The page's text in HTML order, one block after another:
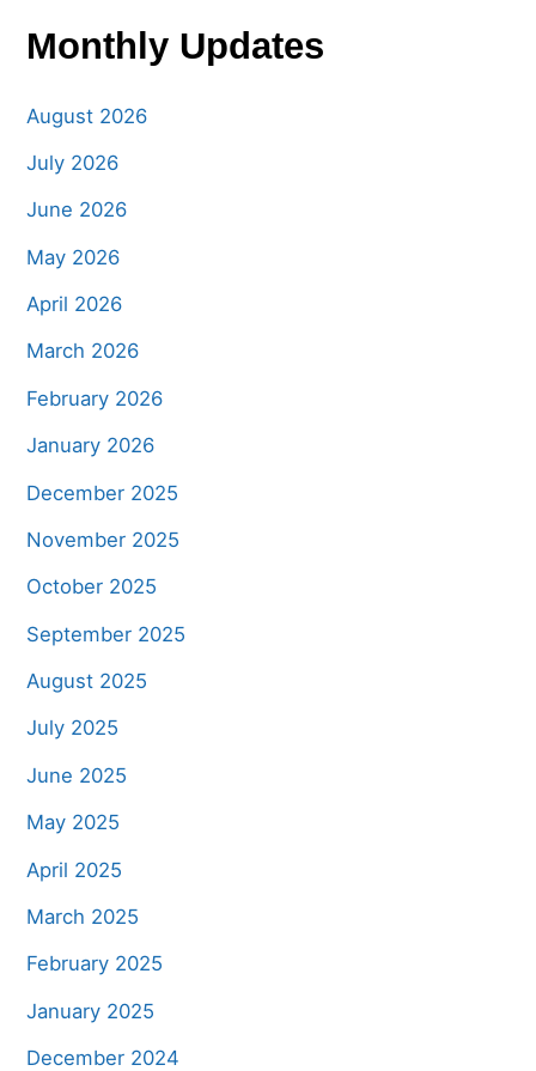
Monthly Updates
August 2026
July 2026
June 2026
May 2026
April 2026
March 2026
February 2026
January 2026
December 2025
November 2025
October 2025
September 2025
August 2025
July 2025
June 2025
May 2025
April 2025
March 2025
February 2025
January 2025
December 2024